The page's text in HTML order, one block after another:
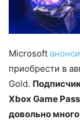
Microsoft
приобрести в
Gold.
Xbox Game
довольно